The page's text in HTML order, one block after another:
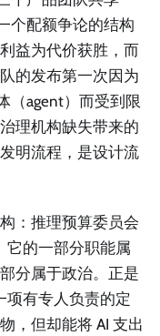
个配额争论的结构
益为代价获胜，而
的发布第一次因为
（agent）而受到限
理机构缺失带来的
明流程，是设计流
：推理预算委员会
它的一部分职能属
分属于政治。正是
项有专人负责的定
，但却能将 AI 支出